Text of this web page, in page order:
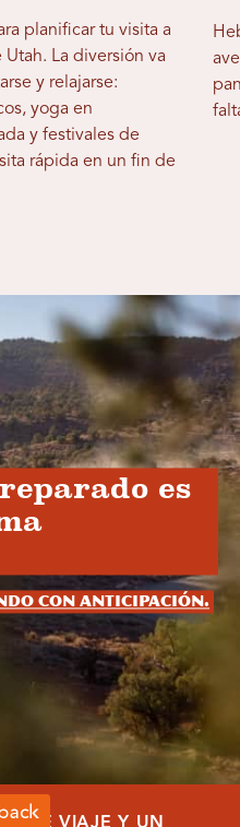
planificar tu visita a
Utah. La diversión va
y relajarse:
yoga en
y festivales de
rápida en un fin de
es
con anticipación.
DE VIAJE Y UN